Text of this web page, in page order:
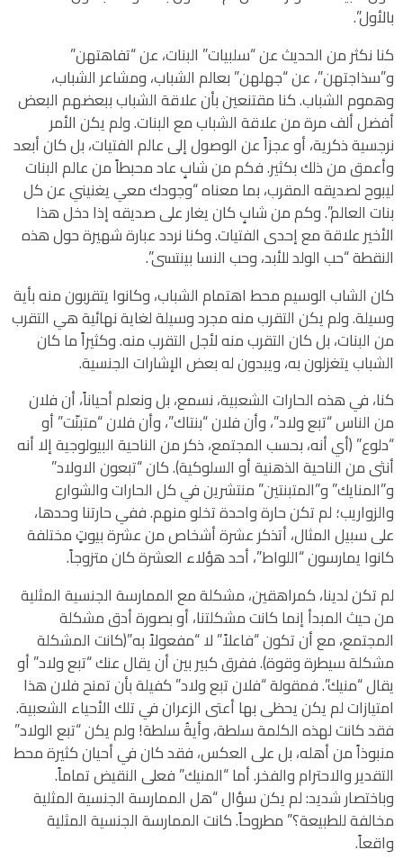
بالأول”.
كنا نكثر من الحديث عن “سلبيات” البنات، عن “تفاهتهن”
و”سذاجتهن”، عن “جهلهن” بعالم الشباب، ومشاعر الشباب،
وهموم الشباب. كنا مقتنعين بأن علاقة الشباب ببعضهم البعض
أفضل ألف مرة من علاقة الشباب مع البنات. ولم يكن الأمر
نرجسية ذكرية، أو عجزاً عن الوصول إلى عالم الفتيات، بل كان أبعد
وأعمق من ذلك بكثير. فكم من شابٍ عاد محبطاً من عالم البنات
ليبوح لصديقه المقرب، بما معناه “وجودك معي يغنيني عن كل
بنات العالم”. وكم من شابٍ كان يغار على صديقه إذا دخل هذا
الأخير علاقة مع إحدى الفتيات. وكنا نردد عبارة شهيرة حول هذه
النقطة “حب الولد للأبد، وحب النسا بينتسى”.
كان الشاب الوسيم محط اهتمام الشباب، وكانوا يتقربون منه بأية
وسيلة. ولم يكن التقرب منه مجرد وسيلة لغاية نهائية هي التقرب
من البنات، بل كان التقرب منه لأجل التقرب منه. وكثيراً ما كان
الشباب يتغزلون به، ويبدون له بعض الإشارات الجنسية.
كنا، في هذه الحارات الشعبية، نسمع، بل ونعلم أحياناً، أن فلان
من الناس “تبع ولاد”، وأن فلان “بنتاك”، وأن فلان “متبنّت” أو
“دلوع” (أي أنه، بحسب المجتمع، ذكر من الناحية البيولوجية إلا أنه
أنثى من الناحية الذهنية أو السلوكية). كان “تبعون الاولاد”
و”المنايك” و”المتبنتين” منتشرين في كل الحارات والشوارع
والزواريب؛ لم تكن حارة واحدة تخلو منهم. ففي حارتنا وحدها،
على سبيل المثال، أتذكر عشرة أشخاص من عشرة بيوتٍ مختلفة
كانوا يمارسون “اللواط”، أحد هؤلاء العشرة كان متزوجاً.
لم تكن لدينا، كمراهقين، مشكلة مع الممارسة الجنسية المثلية
من حيث المبدأ إنما كانت مشكلتنا، أو بصورة أدق مشكلة
المجتمع، مع أن تكون “فاعلاً” لا “مفعولاً به”(كانت المشكلة
مشكلة سيطرة وقوة). ففرق كبير بين أن يقال عنك “تبع ولاد” أو
يقال “منيك”. فمقولة “فلان تبع ولاد” كفيلة بأن تمنح فلان هذا
امتيازات لم يكن يحظى بها أعتى الزعران في تلك الأحياء الشعبية.
فقد كانت لهذه الكلمة سلطة، وأيةُ سلطة! ولم يكن “تبع الولاد”
منبوذاً من أهله، بل على العكس، فقد كان في أحيان كثيرة محط
التقدير والاحترام والفخر. أما “المنيك” فعلى النقيض تماماً.
وباختصار شديد: لم يكن سؤال “هل الممارسة الجنسية المثلية
مخالفة للطبيعة؟” مطروحاً. كانت الممارسة الجنسية المثلية
واقعاً.